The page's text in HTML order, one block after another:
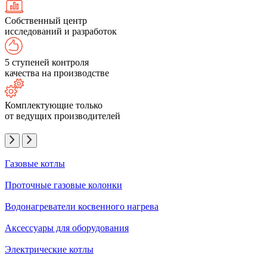
Собственный центр
исследований и разработок
5 ступеней контроля
качества на производстве
Комплектующие только
от ведущих производителей
Газовые котлы
Проточные газовые колонки
Водонагреватели косвенного нагрева
Аксессуары для оборудования
Электрические котлы